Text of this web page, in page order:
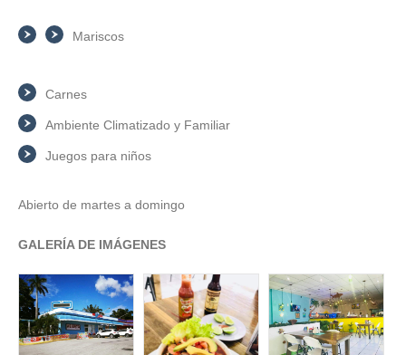
Mariscos
Carnes
Ambiente Climatizado y Familiar
Juegos para niños
Abierto de martes a domingo
GALERÍA DE IMÁGENES